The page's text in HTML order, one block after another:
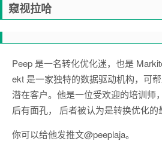
窥视拉哈
Peep 是一名转化优化迷，也是
ekt 是一家独特的数据驱动机构，可
潜在客户。他是一位受欢迎的培训师
后有面孔， 后者被认为是转换优化的
你可以给他发推文@peeplaja。